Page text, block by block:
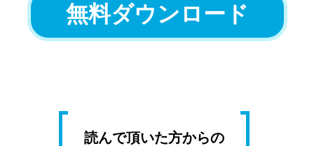
無料ダウンロード
読んで頂いた方からの